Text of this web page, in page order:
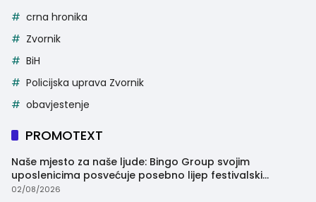
crna hronika
Zvornik
BiH
Policijska uprava Zvornik
obavjestenje
PROMOTEXT
Naše mjesto za naše ljude: Bingo Group svojim
uposlenicima posvećuje posebno lijep festivalski
trenutak
02/08/2026